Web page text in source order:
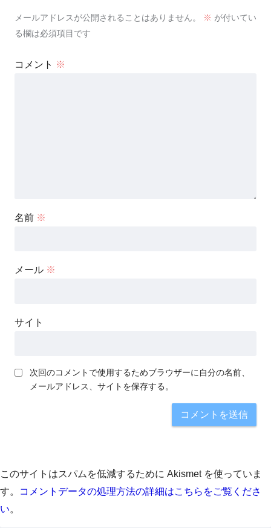
メールアドレスが公開されることはありません。 ※ が付いてい
る欄は必須項目です
コメント ※
名前 ※
メール ※
サイト
次回のコメントで使用するためブラウザーに自分の名前、
メールアドレス、サイトを保存する。
このサイトはスパムを低減するために Akismet を使っていま
す。
コメントデータの処理方法の詳細はこちらをご覧くださ
い。